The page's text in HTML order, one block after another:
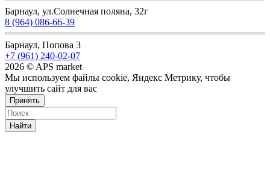
Барнаул, ул.Солнечная поляна, 32г
8 (964) 086-66-39
Барнаул, Попова 3
+7 (961) 240-02-07
2026 © APS market
Мы используем файлы cookie, Яндекс Метрику, чтобы
улучшить сайт для вас
Принять
Найти